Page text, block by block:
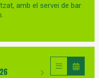
amb el servei de bar